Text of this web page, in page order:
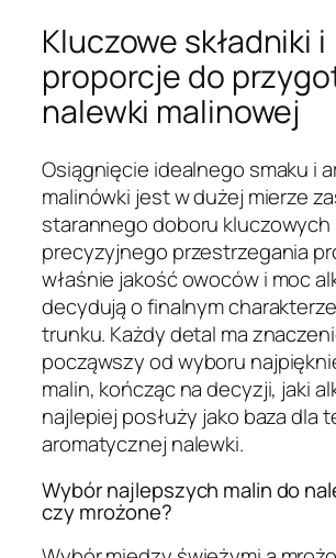
Kluczowe składniki i
proporcje do
nalewki malinowej
Osiągnięcie idealnego smaku i
malinówki jest w dużej mierze
starannego doboru kluczowych
precyzyjnego przestrzegania
właśnie jakość owoców i moc
decydują o finalnym
trunku. Każdy detal ma
począwszy od wyboru
malin, kończąc na decyzji, jaki
najlepiej posłuży jako baza dla
aromatycznej nalewki.
Wybór najlepszych malin do
czy mrożone?